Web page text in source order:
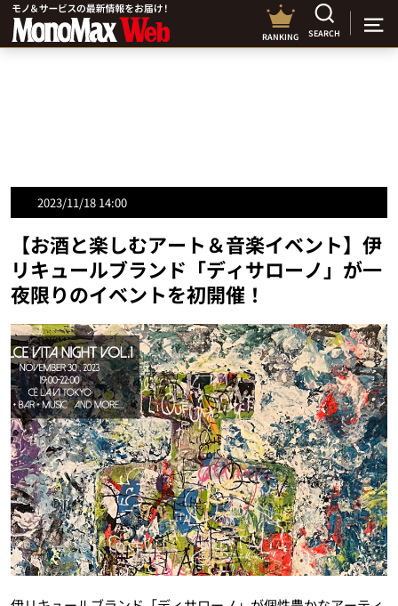
RANKING SEARCH
2023/11/18 14:00
【お酒と楽しむアート＆音楽イベント】伊
リキュールブランド「ディサローノ」が一
夜限りのイベントを初開催！